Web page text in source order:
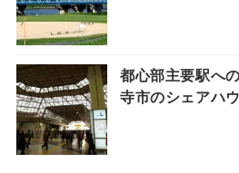
都心部主要駅へ
寺市のシェアハ